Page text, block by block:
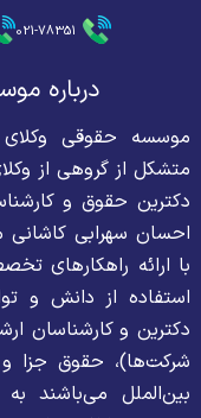
021-78351
درباره
متشکل از گروهی از
دکترین حقوق و
احسان سهرابی کاشانی
با ارائه راهکارهای
استفاده از دانش و
دکترین و کارشناسان
شرکت‌ها)، حقوق جزا
بین‌الملل